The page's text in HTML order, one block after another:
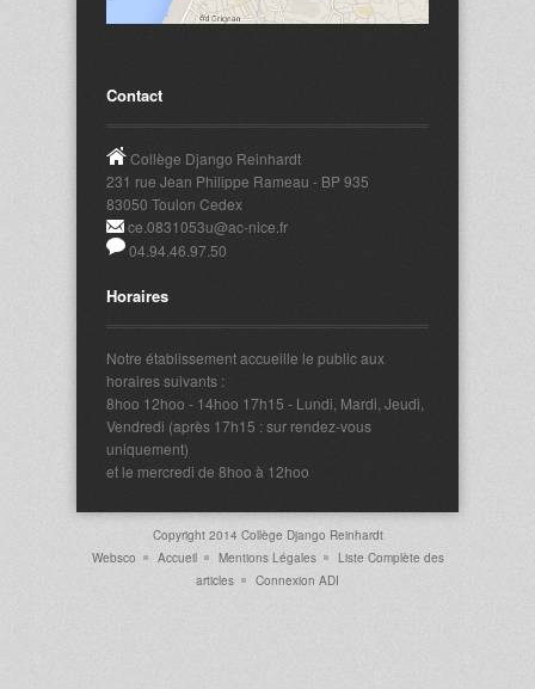
Contact
Collège Django Reinhardt
231 rue Jean Philippe Rameau - BP 935
83050 Toulon Cedex
ce.0831053u@ac-nice.fr
04.94.46.97.50
Horaires
Notre établissement accueille le public aux
horaires suivants :
8hoo 12hoo - 14hoo 17h15 - Lundi, Mardi, Jeudi,
Vendredi (après 17h15 : sur rendez-vous
uniquement)
et le mercredi de 8hoo à 12hoo
Copyright 2014 Collège Django Reinhardt
Websco
Accueil Mentions Légales
Liste Complète des
articles
Connexion ADI